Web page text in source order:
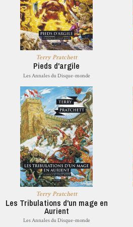
Terry Pratchett
Pieds d'argile
Les Annales du Disque-monde
Terry Pratchett
Les Tribulations d'un mage en
Aurient
Les Annales du Disque-monde